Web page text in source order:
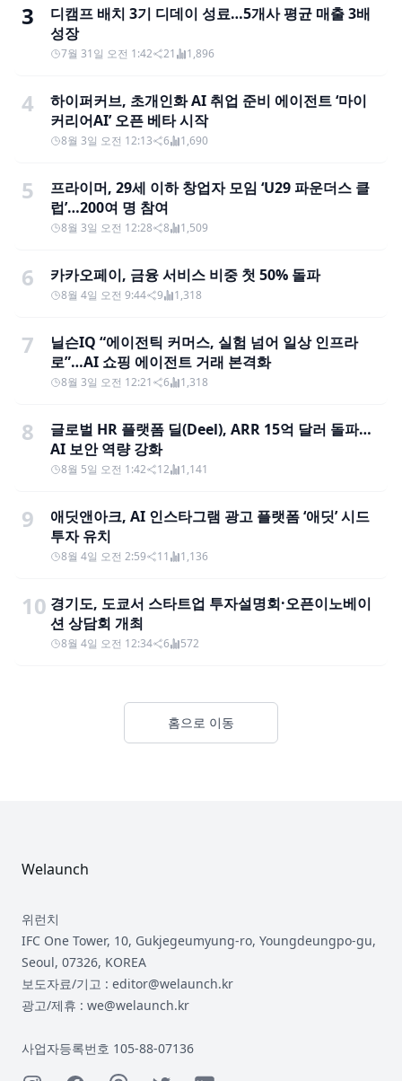
3
디캠프 배치 3기 디데이 성료…5개사 평균 매출 3배
성장
7월 31일 오전 1:42 21 1,896
4
하이퍼커브, 초개인화 AI 취업 준비 에이전트 ‘마이
커리어AI’ 오픈 베타 시작
8월 3일 오전 12:13 6 1,690
5
프라이머, 29세 이하 창업자 모임 ‘U29 파운더스 클
럽’…200여 명 참여
8월 3일 오전 12:28 8 1,509
6 카카오페이, 금융 서비스 비중 첫 50% 돌파
8월 4일 오전 9:44 9 1,318
7
닐슨IQ “에이전틱 커머스, 실험 넘어 일상 인프라
로”…AI 쇼핑 에이전트 거래 본격화
8월 3일 오전 12:21 6 1,318
8
글로벌 HR 플랫폼 딜(Deel), ARR 15억 달러 돌파…
AI 보안 역량 강화
8월 5일 오전 1:42 12 1,141
9
애딧앤아크, AI 인스타그램 광고 플랫폼 ‘애딧’ 시드
투자 유치
8월 4일 오전 2:59 11 1,136
10 경기도, 도쿄서 스타트업 투자설명회·오픈이노베이
션 상담회 개최
8월 4일 오전 12:34 6 572
홈으로 이동
Welaunch
위런치
IFC One Tower, 10, Gukjegeumyung-ro, Youngdeungpo-gu,
Seoul, 07326, KOREA
보도자료/기고 : editor@welaunch.kr
광고/제휴 : we@welaunch.kr
사업자등록번호 105-88-07136